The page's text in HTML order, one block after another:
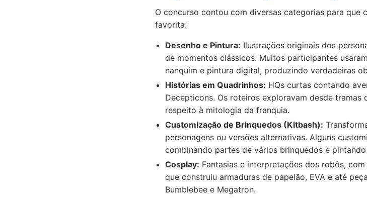
O concurso contou com diversas categorias para que
favorita:
Desenho e Pintura: Ilustrações originais dos
de momentos clássicos. Muitos participantes
nanquim e pintura digital, produzindo verdadeiras
Histórias em Quadrinhos: HQs curtas contando
Decepticons. Os roteiros exploravam desde tramas
respeito à mitologia da franquia.
Customização de Brinquedos (Kitbash):
personagens ou versões alternativas. Alguns
combinando partes de vários brinquedos e pintando
Cosplay: Fantasias e interpretações dos robôs,
que construiu armaduras de papelão, EVA e até
Bumblebee e Megatron.